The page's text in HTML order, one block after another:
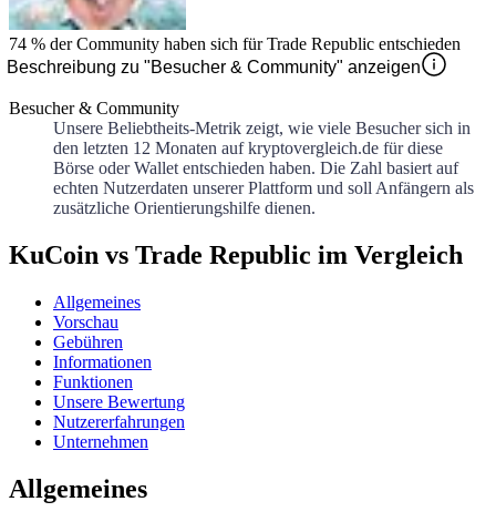
74 % der Community haben sich fürTrade Republic entschieden
Beschreibung zu "Besucher & Community" anzeigen
Besucher & Community
Unsere Beliebtheits-Metrik zeigt, wie viele Besucher sich in
den letzten 12 Monaten auf kryptovergleich.de für diese
Börse oder Wallet entschieden haben. Die Zahl basiert auf
echten Nutzerdaten unserer Plattform und soll Anfängern als
zusätzliche Orientierungshilfe dienen.
KuCoin vs Trade Republic im Vergleich
Allgemeines
Vorschau
Gebühren
Informationen
Funktionen
Unsere Bewertung
Nutzererfahrungen
Unternehmen
Allgemeines